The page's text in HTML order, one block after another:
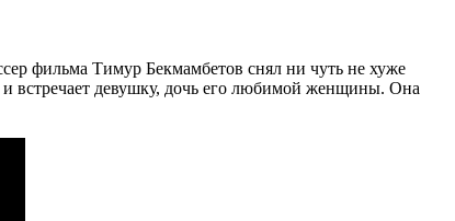
фильма Тимур Бекмамбетов снял ни чуть не хуже
встречает девушку, дочь его любимой женщины. Она